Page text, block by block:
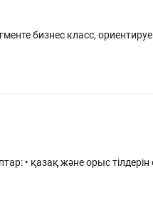
бизнес класс,
• қазақ және орыс тілдерін